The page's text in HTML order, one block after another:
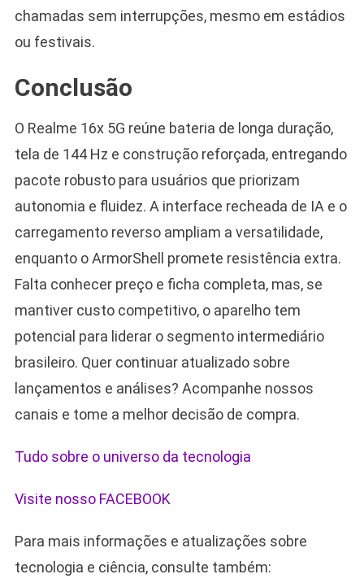
chamadas sem interrupções, mesmo em estádios
ou festivais.
Conclusão
O Realme 16x 5G reúne bateria de longa duração,
tela de 144 Hz e construção reforçada, entregando
pacote robusto para usuários que priorizam
autonomia e fluidez. A interface recheada de IA e o
carregamento reverso ampliam a versatilidade,
enquanto o ArmorShell promete resistência extra.
Falta conhecer preço e ficha completa, mas, se
mantiver custo competitivo, o aparelho tem
potencial para liderar o segmento intermediário
brasileiro. Quer continuar atualizado sobre
lançamentos e análises? Acompanhe nossos
canais e tome a melhor decisão de compra.
Tudo sobre o universo da tecnologia
Visite nosso FACEBOOK
Para mais informações e atualizações sobre
tecnologia e ciência, consulte também: